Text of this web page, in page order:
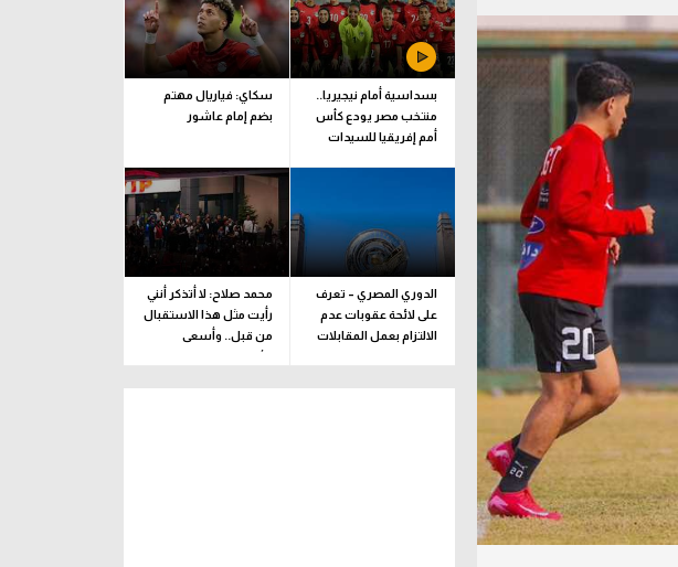
آسيا
أمريكا
ركن الألعاب
بسداسية أمام نيجيريا..
منتخب مصر يودع كأس
أمم إفريقيا للسيدات
سكاي: فياريال مهتم
بضم إمام عاشور
الدوري المصري – تعرف
على لائحة عقوبات عدم
الالتزام بعمل المقابلات
محمد صلاح: لا أتذكر أنني
رأيت مثل هذا الاستقبال
من قبل.. وأسعى
للألقاب مع الفريق